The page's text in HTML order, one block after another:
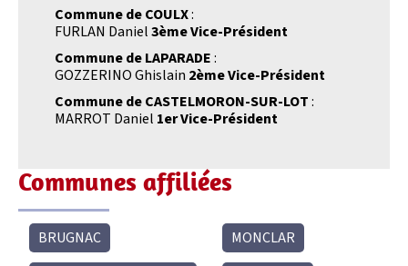
Commune de COULX:
FURLAN Daniel3ème Vice-Président
Commune de LAPARADE:
GOZZERINO Ghislain 2ème Vice-Président
Commune de CASTELMORON-SUR-LOT:
MARROT Daniel 1er Vice-Président
Communes affiliées
BRUGNAC
MONCLAR